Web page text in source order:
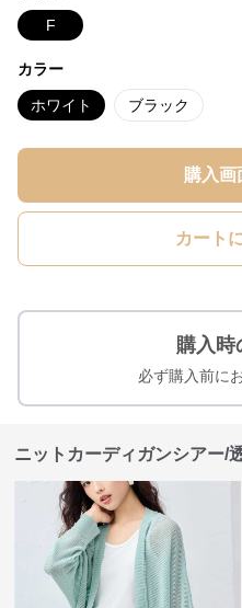
F
カラー
ホワイト ブラック
購入画
カート
購入時
必ず購入前に
ニットカーディガンシアー/